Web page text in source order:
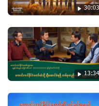
30:03
13:34